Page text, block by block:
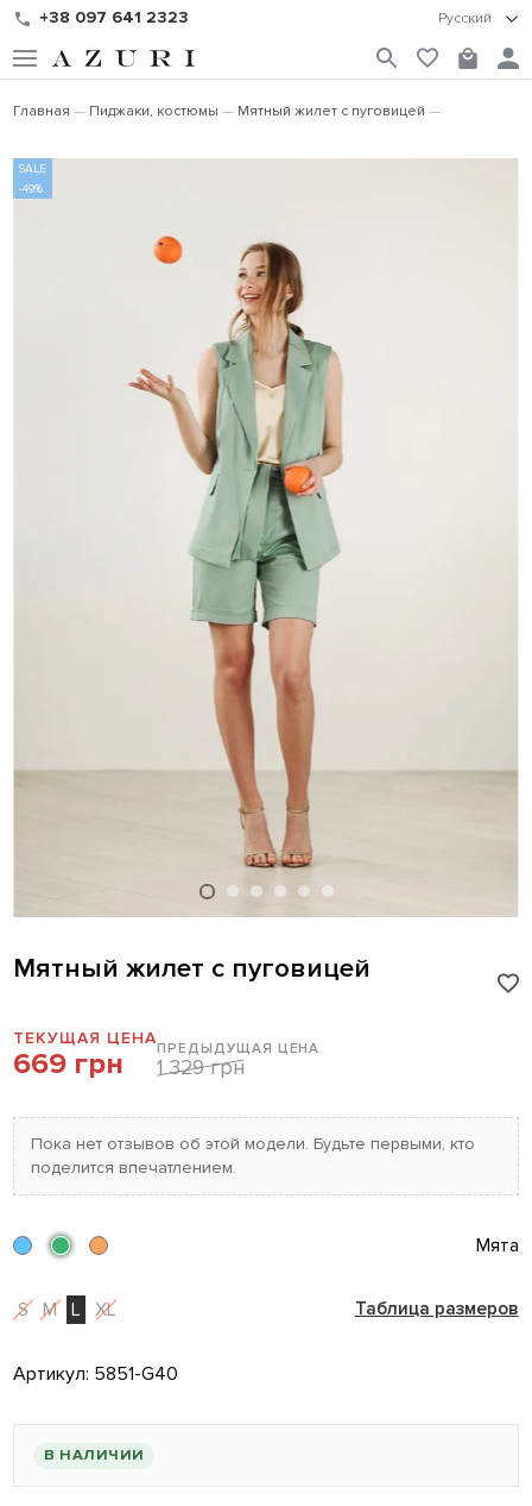
+38 097 641 2323 Русский
Главная Пиджаки, костюмы Мятный жилет с пуговицей
Мятный жилет с пуговицей
ТЕКУЩАЯ ЦЕНА
669 грн ПРЕДЫДУЩАЯ ЦЕНА
1 329 грн
Пока нет отзывов об этой модели. Будьте первыми, кто
поделится впечатлением.
Мята
S M L XL Таблица размеров
Артикул: 5851-G40
В НАЛИЧИИ